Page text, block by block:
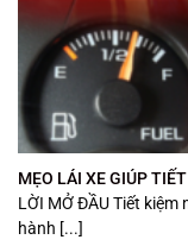
MẸO LÁI XE GIÚP
LỜI MỞ ĐẦU Tiết kiệm
hành [...]